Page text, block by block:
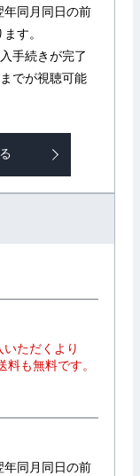
同月同日の前
す。
入手続きが完了
でが視聴可能
ただくより
料も無料です。
同月同日の前